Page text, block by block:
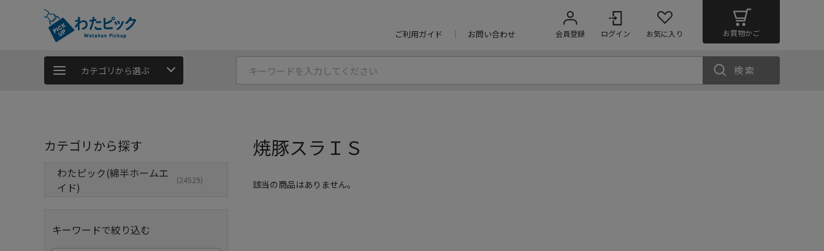
ご利用ガイド お問い合わせ 会員登録 ログイン お気に入り お買物かご
カテゴリから選ぶ 検索
カテゴリから探す
わたピック(綿半ホームエ
イド)
(24529)
キーワードで絞り込む
焼豚スラＩＳ
該当の商品はありません。